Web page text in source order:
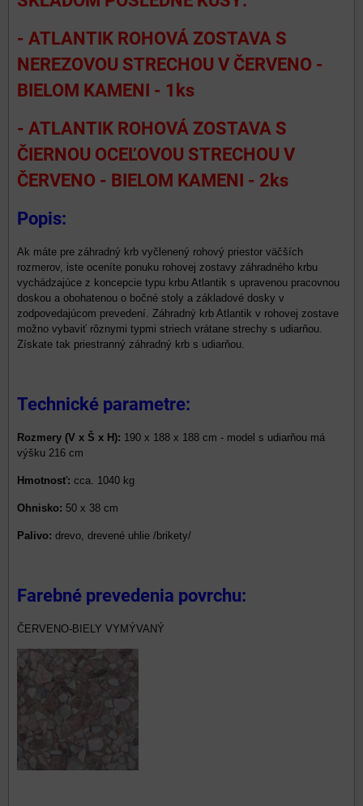
- ATLANTIK ROHOVÁ ZOSTAVA S
NEREZOVOU STRECHOU V ČERVENO -
BIELOM KAMENI - 1ks
- ATLANTIK ROHOVÁ ZOSTAVA S
ČIERNOU OCEĽOVOU STRECHOU V
ČERVENO - BIELOM KAMENI - 2ks
Popis:
Ak máte pre záhradný krb vyčlenený rohový priestor väčších
rozmerov, iste oceníte ponuku rohovej zostavy záhradného krbu
vychádzajúce z koncepcie typu krbu Atlantik s upravenou pracovnou
doskou a obohatenou o bočné stoly a základové dosky v
zodpovedajúcom prevedení. Záhradný krb Atlantik v rohovej zostave
možno vybaviť rôznymi typmi striech vrátane strechy s udiarňou.
Získate tak priestranný záhradný krb s udiarňou.
Technické parametre:
Rozmery (V x Š x H): 190 x 188 x 188 cm - model s udiarňou má
výšku 216 cm
Hmotnosť: cca. 1040 kg
Ohnisko: 50 x 38 cm
Palivo: drevo, drevené uhlie /brikety/
Farebné prevedenia povrchu:
ČERVENO-BIELY VYMÝVANÝ